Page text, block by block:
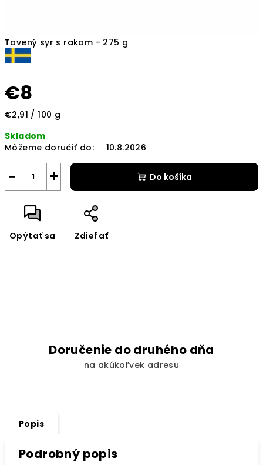
Tavený syr s rakom - 275 g
€8
Jednotková
€2,91 / 100 g
Skladom
Môžeme doručiť do:
10.8.2026
+
− Do košíka
Opýtať sa Zdieľať
Doručenie do druhého dňa
na akúkoľvek adresu
Popis
Podrobný popis